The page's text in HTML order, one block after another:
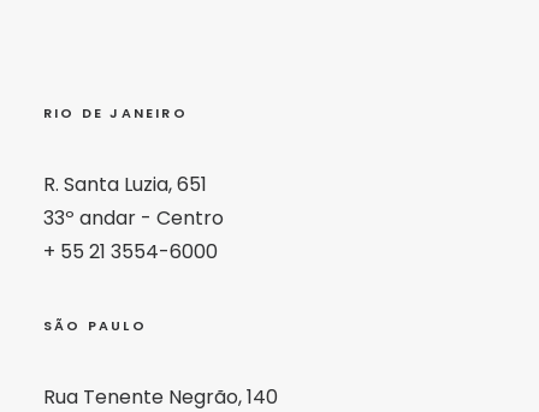
RIO DE JANEIRO
R. Santa Luzia, 651
33º andar - Centro
+ 55 21 3554-6000
SÃO PAULO
Rua Tenente Negrão, 140